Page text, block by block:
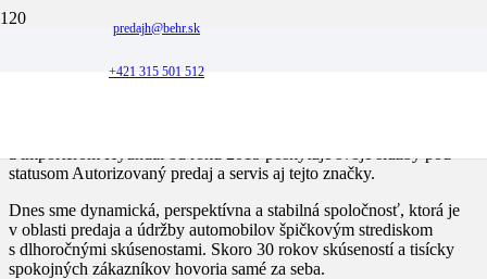
predajh@behr.sk
+421 315 501 512O nás
statusom Autorizovaný predaj a servis aj tejto značky.
Dnes sme dynamická, perspektívna a stabilná spoločnosť, ktorá je
v oblasti predaja a údržby automobilov špičkovým strediskom
s dlhoročnými skúsenostami. Skoro 30 rokov skúseností a tisícky
spokojných zákazníkov hovoria samé za seba.